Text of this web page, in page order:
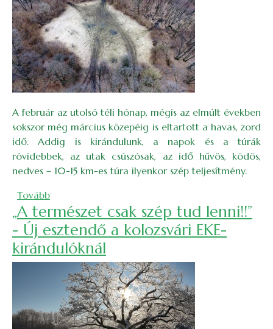
A február az utolsó téli hónap, mégis az elmúlt években
sokszor még március közepéig is eltartott a havas, zord
idő. Addig is kirándulunk, a napok és a túrák
rövidebbek, az utak csúszósak, az idő hűvös, ködös,
nedves – 10-15 km-es túra ilyenkor szép teljesítmény.
Tovább(Séta a Hója-gerincen a Törökvágástól az UFO
„A természet csak szép tud lenni!!”
- Új esztendő a kolozsvári EKE-
kirándulóknál